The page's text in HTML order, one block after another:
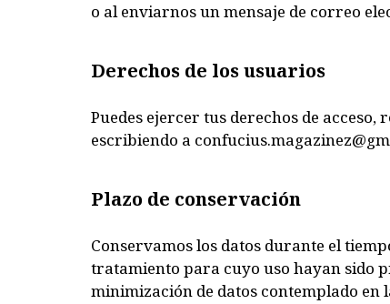
o al enviarnos un mensaje de correo
Derechos de los usuarios
Puedes ejercer tus derechos de
escribiendo a
Plazo de conservación
Conservamos los datos durante el
tratamiento para cuyo uso hayan sido
minimización de datos contemplado en